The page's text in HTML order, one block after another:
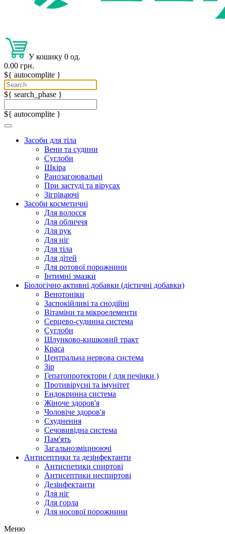
У кошику 0 од.
0.00 грн.
${ autocomplite }
${ search_phase }
${ autocomplite }
Засоби для тіла
Вени та судини
Суглоби
Шкіра
Ранозагоювальні
При застуді та вірусах
Зігріваючі
Засоби косметичні
Для волосся
Для обличчя
Для рук
Для ніг
Для тіла
Для дітей
Для ротової порожнини
Інтимні змазки
Біологічно активні добавки (дієтичні добавки)
Венотоніки
Заспокійливі та снодійні
Вітаміни та мікроелементи
Серцево-судинна система
Суглоби
Шлунково-кишковий тракт
Краса
Центральна нервова система
Зір
Гепатопротектори ( для печінки )
Противірусні та імунітет
Ендокринна система
Жіноче здоров'я
Чоловіче здоров'я
Схуднення
Сечовивідна система
Пам'ять
Загальнозміцнюючі
Антисептики та дезінфектанти
Антиспетики спиртові
Антисептики неспиртові
Дезінфектанти
Для ніг
Для горла
Для носової порожнини
Меню